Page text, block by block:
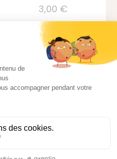
3,00 €
Ajouter à la liste
d’envies
soumises à droit